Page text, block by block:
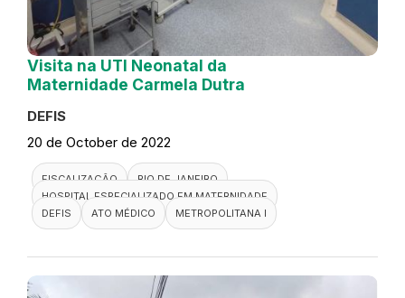
Visita na UTI Neonatal da
Maternidade Carmela Dutra
DEFIS
20 de October de 2022
FISCALIZAÇÃO
RIO DE JANEIRO
HOSPITAL ESPECIALIZADO EM MATERNIDADE
DEFIS
ATO MÉDICO METROPOLITANA I